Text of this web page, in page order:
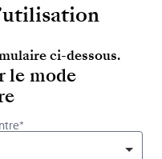
ci-dessous.
le mode